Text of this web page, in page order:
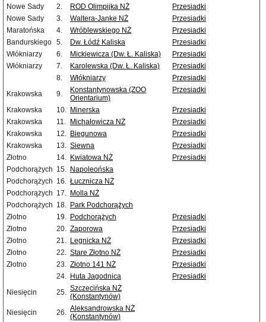
Nowe Sady
2. ROD Olimpijka NŻ
Przesiadki
Nowe Sady
3. Waltera-Janke NŻ
Przesiadki
Maratońska
4. Wróblewskiego NŻ
Przesiadki
Bandurskiego 5. Dw. Łódź Kaliska
Przesiadki
Włókniarzy
6. Mickiewicza (Dw. Ł. Kaliska)
Przesiadki
Włókniarzy
7. Karolewska (Dw. Ł. Kaliska)
Przesiadki
8.
Włókniarzy
Przesiadki
Krakowska
9.
Konstantynowska (ZOO
Orientarium)
Przesiadki
Krakowska 10. Minerska
Przesiadki
Krakowska
11. Michałowicza NŻ
Przesiadki
Krakowska
12. Biegunowa
Przesiadki
Krakowska
13. Siewna
Przesiadki
Złotno
14. Kwiatowa NŻ
Przesiadki
Podchorążych 15. Napoleońska
Podchorążych 16. Łucznicza NŻ
Podchorążych 17. Molla NŻ
Podchorążych 18. Park Podchorążych
Złotno
19. Podchorążych
Przesiadki
Złotno
20. Zaporowa
Przesiadki
Złotno
21. Legnicka NŻ
Przesiadki
Złotno
22. Stare Złotno NŻ
Przesiadki
Złotno
23. Złotno 141 NŻ
Przesiadki
24. Huta Jagodnica
Przesiadki
Niesięcin
25. Szczecińska NŻ
(Konstantynów)
Niesięcin
26. Aleksandrowska NŻ
(Konstantynów)